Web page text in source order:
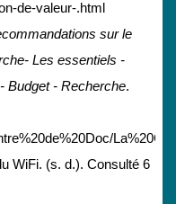
de-valeur-.html
sur le
Les essentiels -
Budget - Recherche.
WiFi. (s. d.). Consulté 6